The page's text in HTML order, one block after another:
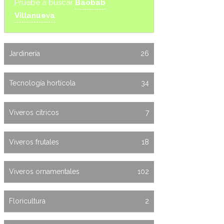
Pruebe a buscar Baobab
Villanueva
Jardinería 26
Tecnología hortícola 34
Viveros cítricos 7
Viveros frutales 18
Viveros ornamentales 102
Floricultura 2